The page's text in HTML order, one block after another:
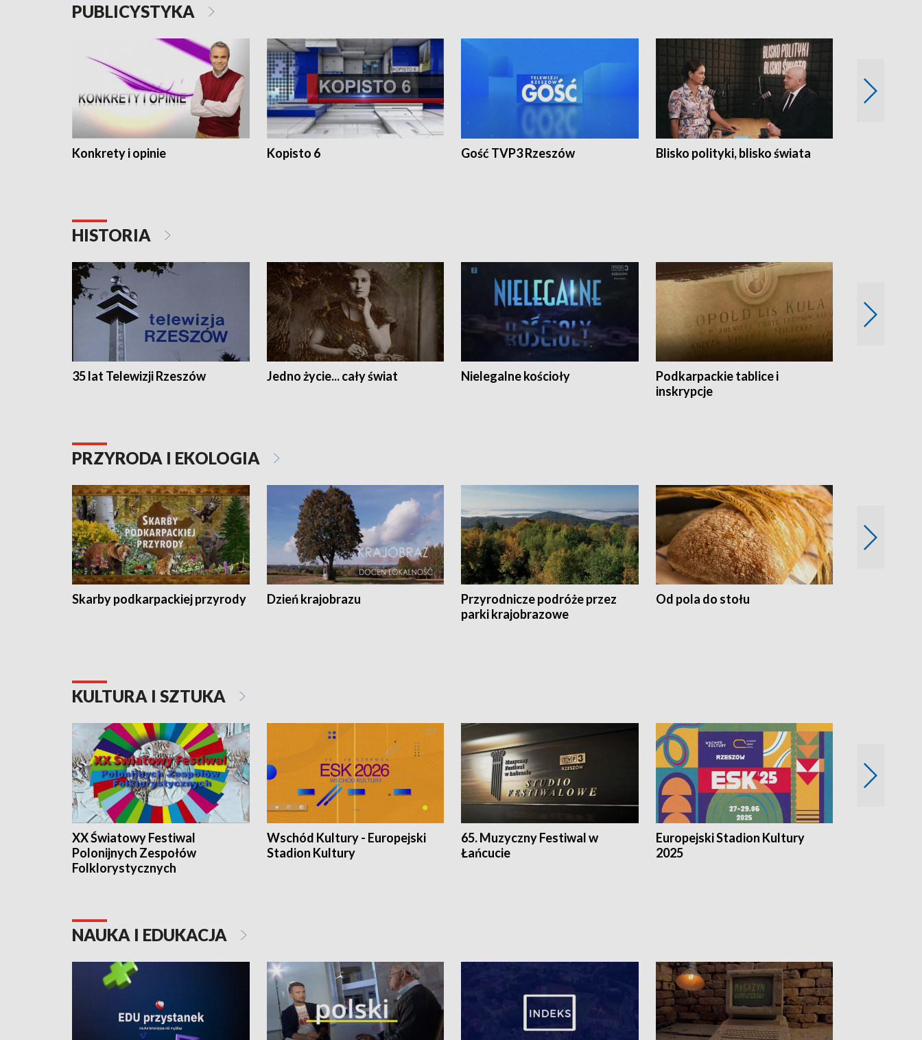
PUBLICYSTYKA
Konkrety i opinie Kopisto 6 Gość TVP3 Rzeszów Blisko polityki, blisko świata
HISTORIA
35 lat Telewizji Rzeszów Jedno życie... cały świat Nielegalne kościoły
Podkarpackie tablice i
inskrypcje
PRZYRODA I EKOLOGIA
Skarby podkarpackiej przyrody Dzień krajobrazu
Przyrodnicze podróże przez
parki krajobrazowe
Od pola do stołu
KULTURA I SZTUKA
XX Światowy Festiwal
Polonijnych Zespołów
Folklorystycznych
Wschód Kultury - Europejski
Stadion Kultury
65. Muzyczny Festiwal w
Łańcucie
Europejski Stadion Kultury
2025
NAUKA I EDUKACJA